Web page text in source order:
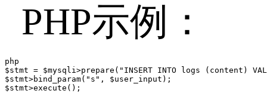
PHP示例：
php
$stmt = $mysqli>prepare("INSERT INTO logs (content)
$stmt>bind_param("s", $user_input);
$stmt>execute();